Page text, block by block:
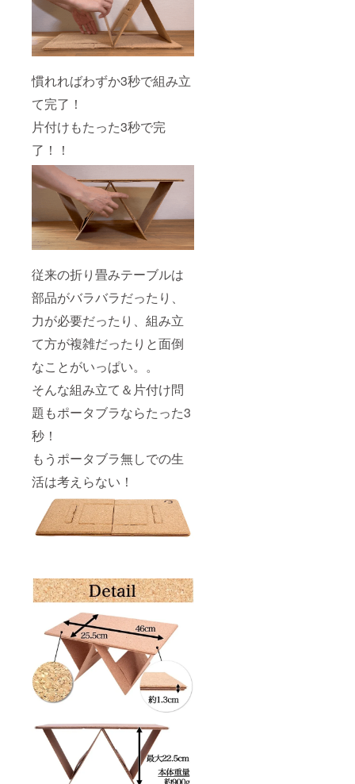
慣れればわずか3秒で組み立
て完了！
片付けもたった3秒で完
了！！
従来の折り畳みテーブルは
部品がバラバラだったり、
力が必要だったり、組み立
て方が複雑だったりと面倒
なことがいっぱい。。
そんな組み立て＆片付け問
題もポータブラならたった3
秒！
もうポータブラ無しでの生
活は考えらない！